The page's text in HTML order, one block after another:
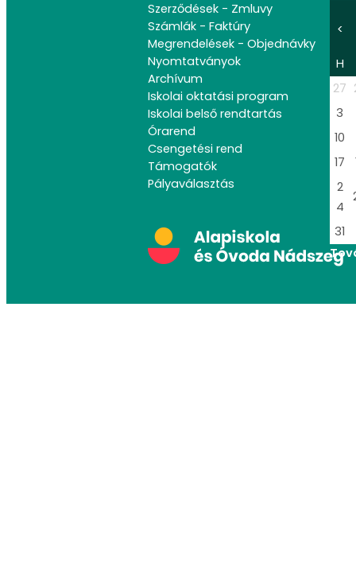
Szerződések - Zmluvy
Számlák - Faktúry
Megrendelések - Objednávky
Nyomtatványok
Archívum
Iskolai oktatási program
Iskolai belső rendtartás
Órarend
Csengetési rend
Támogatók
Pályaválasztás
<
H
27
3
10
17
2
4
31